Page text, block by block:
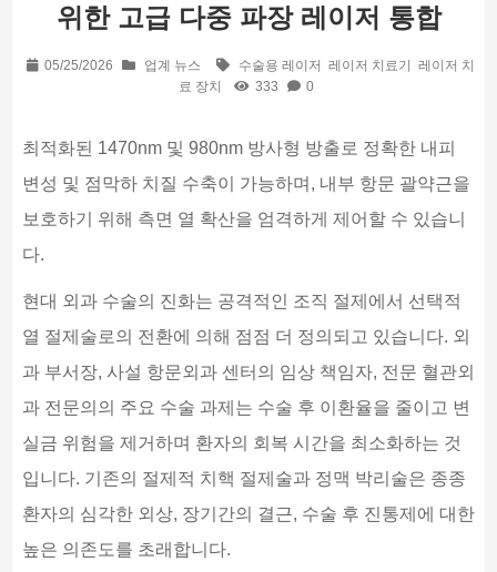
위한 고급 다중 파장 레이저 통합
05/25/2026 업계 뉴스 수술용 레이저 레이저 치료기 레이저 치
료 장치
333 0
최적화된 1470nm 및 980nm 방사형 방출로 정확한 내피
변성 및 점막하 치질 수축이 가능하며, 내부 항문 괄약근을
보호하기 위해 측면 열 확산을 엄격하게 제어할 수 있습니
다.
현대 외과 수술의 진화는 공격적인 조직 절제에서 선택적
열 절제술로의 전환에 의해 점점 더 정의되고 있습니다. 외
과 부서장, 사설 항문외과 센터의 임상 책임자, 전문 혈관외
과 전문의의 주요 수술 과제는 수술 후 이환율을 줄이고 변
실금 위험을 제거하며 환자의 회복 시간을 최소화하는 것
입니다. 기존의 절제적 치핵 절제술과 정맥 박리술은 종종
환자의 심각한 외상, 장기간의 결근, 수술 후 진통제에 대한
높은 의존도를 초래합니다.